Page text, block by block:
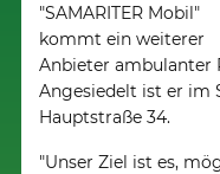
"SAMARITER Mobil"
kommt ein weiterer
Anbieter ambulanter
Angesiedelt ist er im
Hauptstraße 34.
"Unser Ziel ist es,